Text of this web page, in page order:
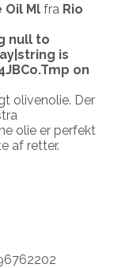
Oil Ml fra Rio
null to
is
on
olivenolie. Der
olie er perfekt
af retter.